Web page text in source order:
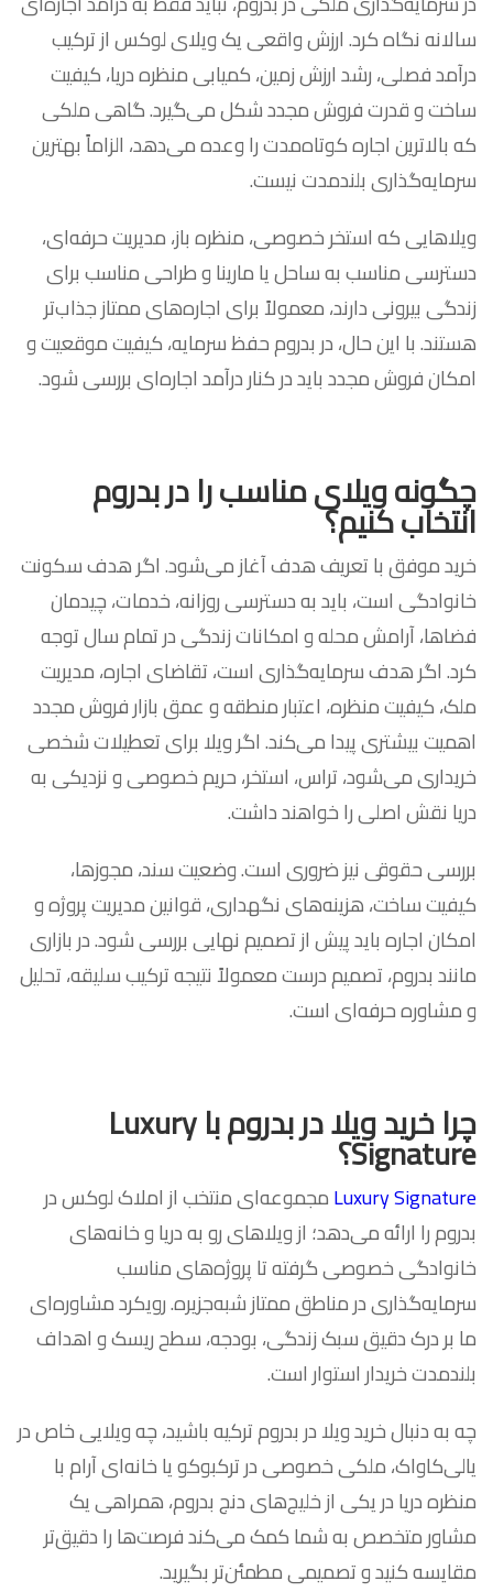
سالانه نگاه کرد. ارزش واقعی یک ویلای لوکس از ترکیب
درآمد فصلی، رشد ارزش زمین، کمیابی منظره دریا، کیفیت
ساخت و قدرت فروش مجدد شکل می‌گیرد. گاهی ملکی
که بالاترین اجاره کوتاه‌مدت را وعده می‌دهد، الزاماً بهترین
سرمایه‌گذاری بلندمدت نیست.
ویلاهایی که استخر خصوصی، منظره باز، مدیریت حرفه‌ای،
دسترسی مناسب به ساحل یا مارینا و طراحی مناسب برای
زندگی بیرونی دارند، معمولاً برای اجاره‌های ممتاز جذاب‌تر
هستند. با این حال، در بدروم حفظ سرمایه، کیفیت موقعیت و
امکان فروش مجدد باید در کنار درآمد اجاره‌ای بررسی شود.
چگونه ویلای مناسب را در بدروم
انتخاب کنیم؟
خرید موفق با تعریف هدف آغاز می‌شود. اگر هدف سکونت
خانوادگی است، باید به دسترسی روزانه، خدمات، چیدمان
فضاها، آرامش محله و امکانات زندگی در تمام سال توجه
کرد. اگر هدف سرمایه‌گذاری است، تقاضای اجاره، مدیریت
ملک، کیفیت منظره، اعتبار منطقه و عمق بازار فروش مجدد
اهمیت بیشتری پیدا می‌کند. اگر ویلا برای تعطیلات شخصی
خریداری می‌شود، تراس، استخر، حریم خصوصی و نزدیکی به
دریا نقش اصلی را خواهند داشت.
بررسی حقوقی نیز ضروری است. وضعیت سند، مجوزها،
کیفیت ساخت، هزینه‌های نگهداری، قوانین مدیریت پروژه و
امکان اجاره باید پیش از تصمیم نهایی بررسی شود. در بازاری
مانند بدروم، تصمیم درست معمولاً نتیجه ترکیب سلیقه، تحلیل
و مشاوره حرفه‌ای است.
چرا خرید ویلا در بدروم با Luxury
Signature؟
Luxury Signatureمجموعه‌ای منتخب از املاک لوکس در
بدروم را ارائه می‌دهد؛ از ویلاهای رو به دریا و خانه‌های
خانوادگی خصوصی گرفته تا پروژه‌های مناسب
سرمایه‌گذاری در مناطق ممتاز شبه‌جزیره. رویکرد مشاوره‌ای
ما بر درک دقیق سبک زندگی، بودجه، سطح ریسک و اهداف
بلندمدت خریدار استوار است.
چه به دنبال خرید ویلا در بدروم ترکیه باشید، چه ویلایی خاص در
یالی‌کاواک، ملکی خصوصی در ترکبوکو یا خانه‌ای آرام با
منظره دریا در یکی از خلیج‌های دنج بدروم، همراهی یک
مشاور متخصص به شما کمک می‌کند فرصت‌ها را دقیق‌تر
مقایسه کنید و تصمیمی مطمئن‌تر بگیرید.